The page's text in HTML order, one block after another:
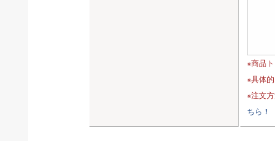
※商品
※具体
※注文
ちら！